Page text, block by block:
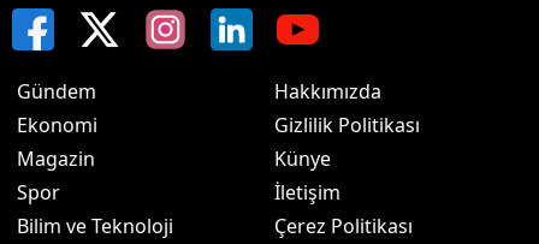
Gündem
Ekonomi
Magazin
Spor
Bilim ve Teknoloji
Hakkımızda
Gizlilik Politikası
Künye
İletişim
Çerez Politikası